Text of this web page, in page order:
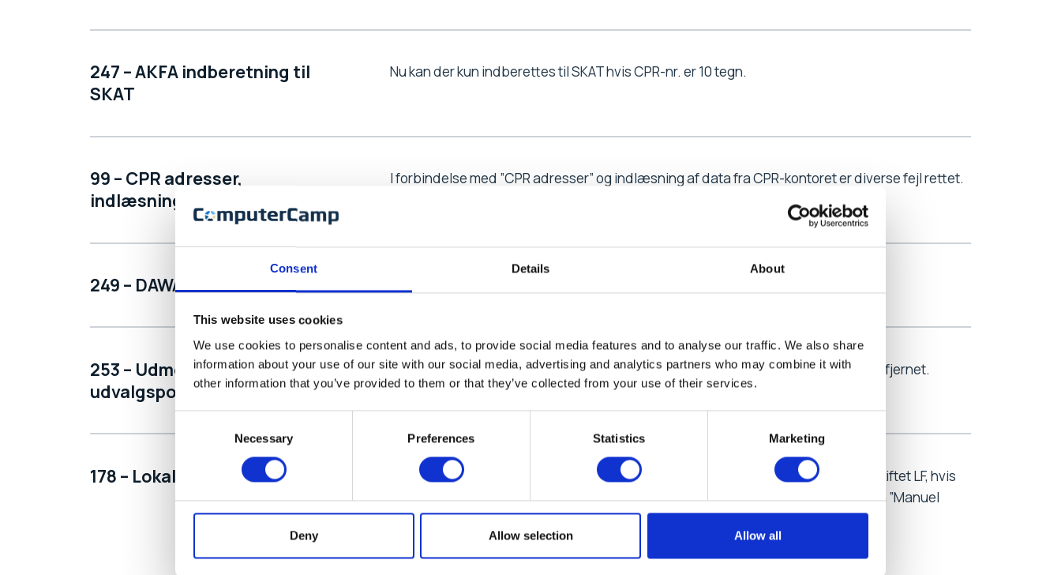
Consent Details About
This website uses cookies
We use cookies to personalise content and ads, to provide social media features and to analyse our traffic. We also share
information about your use of our site with our social media, advertising and analytics partners who may combine it with
other information that you’ve provided to them or that they’ve collected from your use of their services.
Selection
Necessary Preferences Statistics Marketing
Deny Allow selection Allow all
247 – AKFA indberetning til
SKAT
Nu kan der kun indberettes til SKAT hvis CPR-nr. er 10 tegn.
99 – CPR adresser,
indlæsning fra fil
I forbindelse med ”CPR adresser” og indlæsning af data fra CPR-kontoret er diverse fejl rettet.
249 – DAWA adresse kontrol
253 – Udmeldt medlem og
udvalgsposter.
Ved opslag på udvalgsposter for udmeldt medlem er en unødvendig meddelelse fjernet.
178 – Lokalforening
Hvis der er flere regler som kan udløse en lokalforening (LF), vil der nu ikke blive skiftet LF, hvis
medlem allerede har en LF som følge af én regel eller at det er angivet, at det er en ”Manuel
lokalforening”.
Med andre ord: Den første regel som udløser en LF, er den LF medlemmet får.